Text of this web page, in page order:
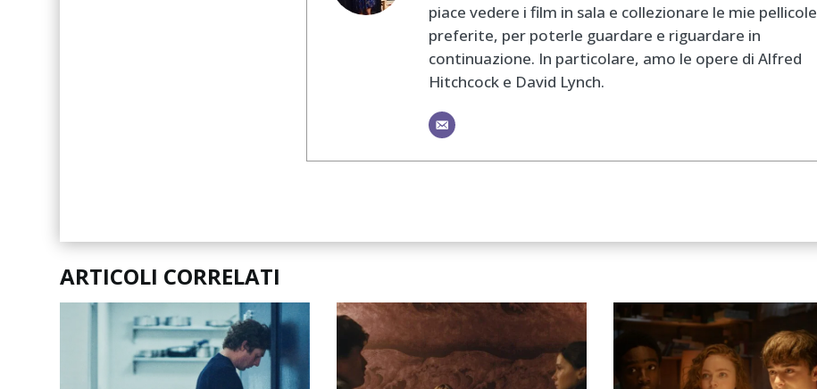
piace vedere i film in sala e collezionare le mie pellicole
preferite, per poterle guardare e riguardare in
continuazione. In particolare, amo le opere di Alfred
Hitchcock e David Lynch.
ARTICOLI CORRELATI